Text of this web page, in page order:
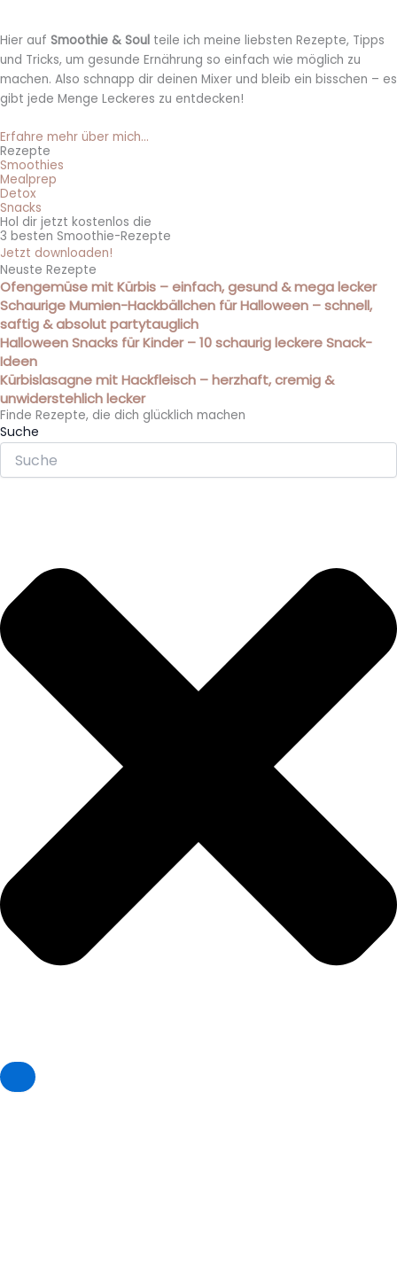
Hier auf Smoothie & Soul teile ich meine liebsten Rezepte, Tipps
und Tricks, um gesunde Ernährung so einfach wie möglich zu
machen. Also schnapp dir deinen Mixer und bleib ein bisschen – es
gibt jede Menge Leckeres zu entdecken!
Erfahre mehr über mich...
Rezepte
Smoothies
Mealprep
Detox
Snacks
Hol dir jetzt kostenlos die
3 besten Smoothie-Rezepte
Jetzt downloaden!
Neuste Rezepte
Ofengemüse mit Kürbis – einfach, gesund & mega lecker
Schaurige Mumien-Hackbällchen für Halloween – schnell,
saftig & absolut partytauglich
Halloween Snacks für Kinder – 10 schaurig leckere Snack-
Ideen
Kürbislasagne mit Hackfleisch – herzhaft, cremig &
unwiderstehlich lecker
Finde Rezepte, die dich glücklich machen
Suche